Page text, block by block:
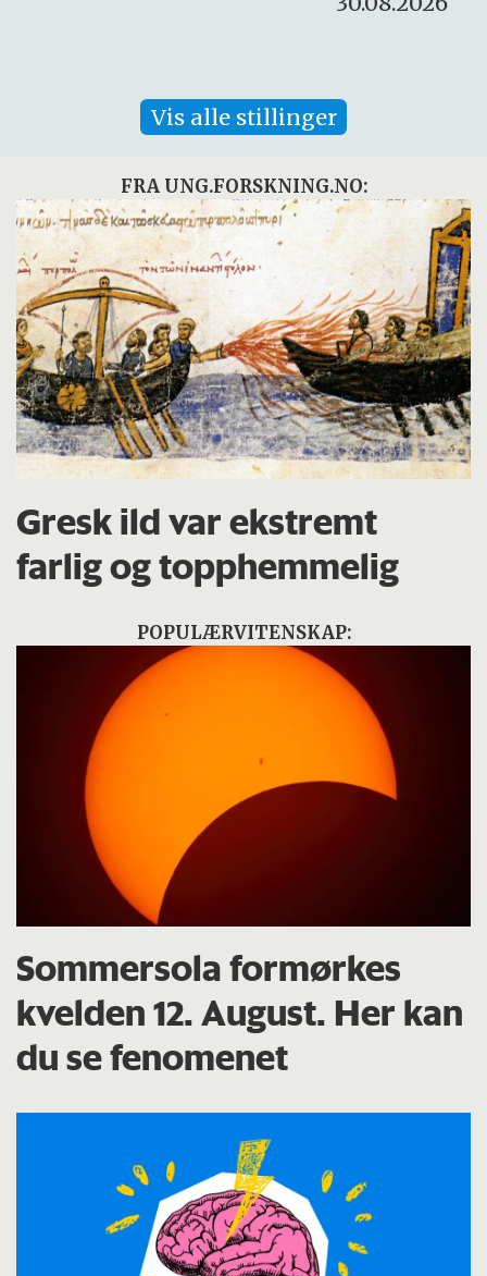
Vis alle stillinger
FRA UNG.FORSKNING.NO:
Gresk ild var ekstremt
farlig og topphemmelig
POPULÆRVITENSKAP:
Sommersola formørkes
kvelden 12. August. Her kan
du se fenomenet